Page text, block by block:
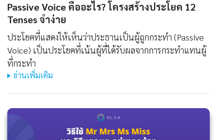
Passive Voice คืออะไร? โครงสร้างประโยค 12
Tenses จำง่าย
ประโยคที่แสดงให้เห็นว่าประธานเป็นผู้ถูกกระทำ (Passive
Voice) เป็นประโยคที่เน้นผู้ที่ได้รับผลจากการกระทำแทนผู้
ที่กระทำ
อ่านเพิ่มเติม